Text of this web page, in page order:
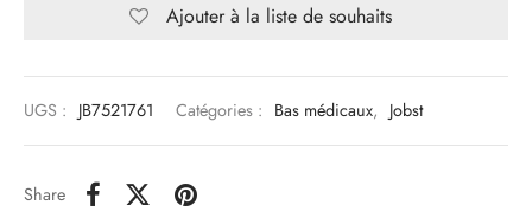
Ajouter à la liste de souhaits
UGS : JB7521761 Catégories : Bas médicaux, Jobst
Share